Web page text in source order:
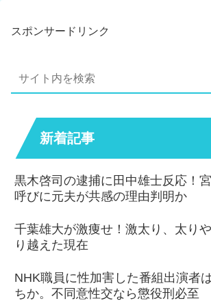
スポンサードリンク
新着記事
黒木啓司の逮捕に田中雄士反応！
呼びに元夫が共感の理由判明か
千葉雄大が激痩せ！激太り、太り
り越えた現在
NHK職員に性加害した番組出演者
ちか。不同意性交なら懲役刑必至